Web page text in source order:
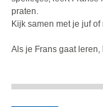
praten.
Kijk samen met je juf
Als je Frans gaat leren,